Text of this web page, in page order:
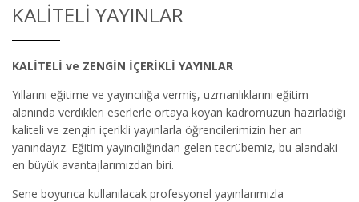
KALITELI YAYINLAR
KALİTELİ ve ZENGİN İÇERİKLİ YAYINLAR
Yıllarını eğitime ve yayıncılığa vermiş, uzmanlıklarını eğitim
alanında verdikleri eserlerle ortaya koyan kadromuzun hazırladığı
kaliteli ve zengin içerikli yayınlarla öğrencilerimizin her an
yanındayız. Eğitim yayıncılığından gelen tecrübemiz, bu alandaki
en büyük avantajlarımızdan biri.
Sene boyunca kullanılacak profesyonel yayınlarımızla